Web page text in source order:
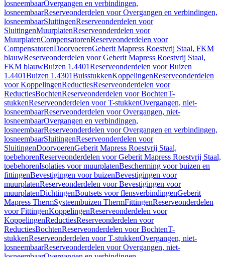
losneembaarOvergangen en verbindingen,
losneembaarReserveonderdelen voor Overgangen en verbindingen,
losneembaarSluitingenReserveonderdelen voor
SluitingenMuurplatenReserveonderdelen voor
MuurplatenCompensatorenReserveonderdelen voor
CompensatorenDoorvoerenGeberit Mapress Roestvrij Staal, FKM
blauwReserveonderdelen voor Geberit Mapress Roestvrij Staal,
FKM blauwBuizen 1.4401Reserveonderdelen voor Buizen
1.4401Buizen 1.4301BuisstukkenKoppelingenReserveonderdelen
voor KoppelingenReductiesReserveonderdelen voor
ReductiesBochtenReserveonderdelen voor BochtenT-
stukkenReserveonderdelen voor T-stukkenOvergangen, niet-
losneembaarReserveonderdelen voor Overgangen, niet-
losneembaarOvergangen en verbindingen,
losneembaarReserveonderdelen voor Overgangen en verbindingen,
losneembaarSluitingenReserveonderdelen voor
SluitingenDoorvoerenGeberit Mapress Roestvrij Staal,
toebehorenReserveonderdelen voor Geberit Mapress Roestvrij Staal,
toebehorenIsolaties voor muurplatenBescherming voor buizen en
fittingenBevestigingen voor buizenBevestigingen voor
muurplatenReserveonderdelen voor Bevestigingen voor
muurplatenDichtingenBoutsets voor flensverbindingenGeberit
Mapress ThermSysteembuizen ThermFittingenReserveonderdelen
voor FittingenKoppelingenReserveonderdelen voor
KoppelingenReductiesReserveonderdelen voor
ReductiesBochtenReserveonderdelen voor BochtenT-
stukkenReserveonderdelen voor T-stukkenOvergangen, niet-
losneembaarReserveonderdelen voor Overgangen, niet-